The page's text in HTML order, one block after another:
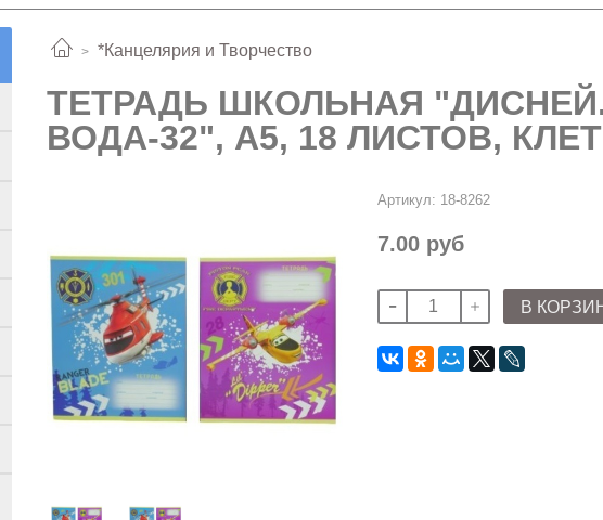
*Канцелярия и Творчество
ТЕТРАДЬ ШКОЛЬНАЯ
ВОДА-32", А5, 18 ЛИСТОВ,
Артикул: 18-8262
7.00 руб
В